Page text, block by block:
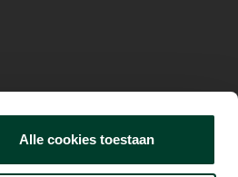
Alle cookies toestaan